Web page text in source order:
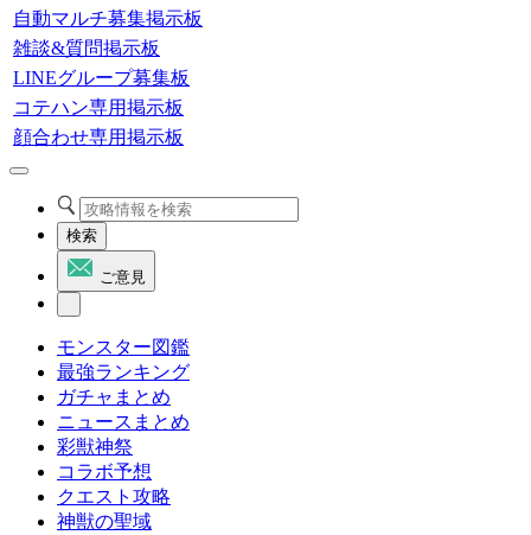
自動マルチ募集掲示板
雑談&質問掲示板
LINEグループ募集板
コテハン専用掲示板
顔合わせ専用掲示板
検索
ご意見
モンスター図鑑
最強ランキング
ガチャまとめ
ニュースまとめ
彩獣神祭
コラボ予想
クエスト攻略
神獣の聖域